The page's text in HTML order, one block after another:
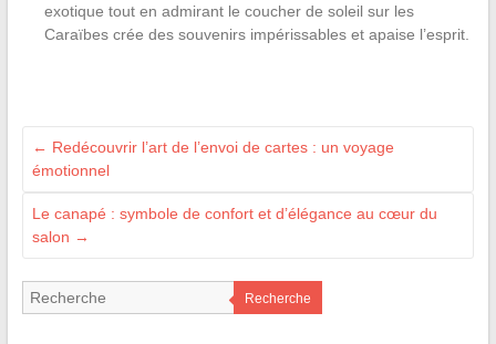
exotique tout en admirant le coucher de soleil sur les
Caraïbes crée des souvenirs impérissables et apaise l’esprit.
← Redécouvrir l’art de l’envoi de cartes : un voyage
émotionnel
Le canapé : symbole de confort et d’élégance au cœur du
salon →
Recherche